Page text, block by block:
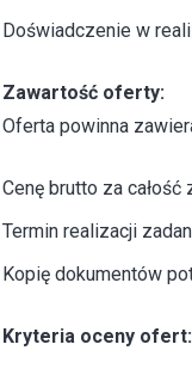
Doświadczenie w
Zawartość oferty:
Oferta powinna
Cenę brutto za całość
Termin realizacji
Kopię dokumentów
Kryteria oceny ofert: